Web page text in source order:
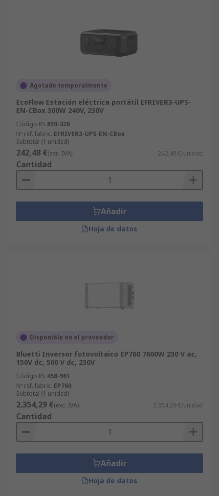
Agotado temporalmente
EcoFlow Estación eléctrica portátil EFRIVER3-UPS-
EN-CBox 300W 240V, 230V
Código RS 859-326
Nº ref. fabric. EFRIVER3-UPS-EN-CBox
Subtotal (1 unidad)
242,48 €(exc. IVA) 242,48 €/unidad
Cantidad
Añadir
Hoja de datos
Disponible en el proveedor
Bluetti Inversor fotovoltaico EP760 7600W 230 V ac,
150V dc, 500 V dc, 230V
Código RS 458-961
Nº ref. fabric. EP760
Subtotal (1 unidad)
2.354,29 €(exc. IVA) 2.354,29 €/unidad
Cantidad
Añadir
Hoja de datos